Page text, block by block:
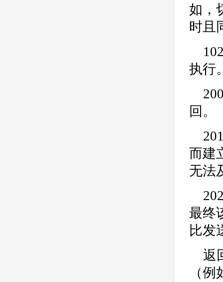
如，
时且
执行
回。
而建
无法
最终
比发
返
（